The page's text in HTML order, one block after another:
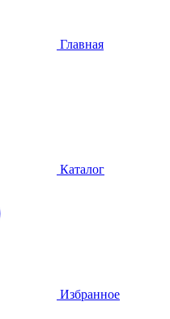
Главная
Каталог
Избранное